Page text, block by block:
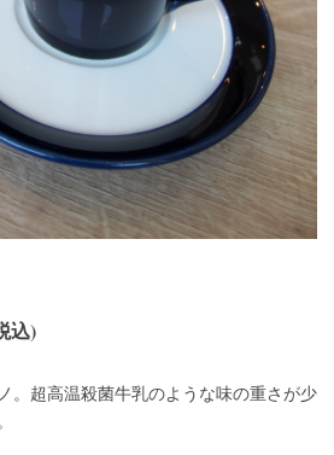
込)
。超高温殺菌牛乳のような味の重さが少